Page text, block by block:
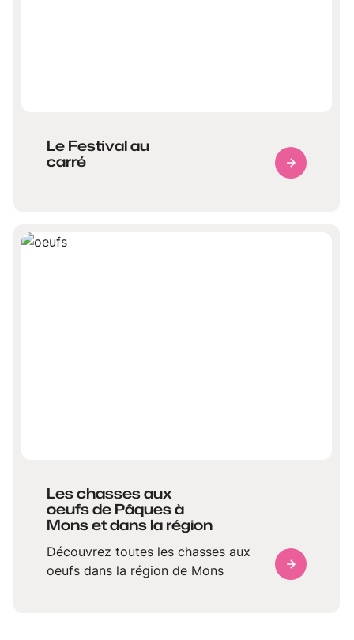
Le Festival au
carré
Les chasses aux
oeufs de Pâques à
Mons et dans la région
Découvrez toutes les chasses aux
oeufs dans la région de Mons